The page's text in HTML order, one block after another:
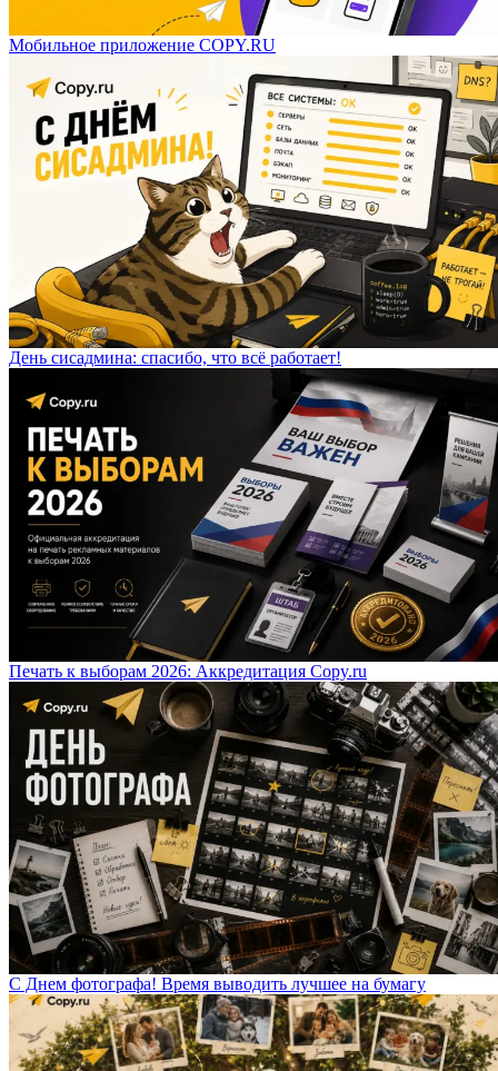
Мобильное приложение COPY.RU
День сисадмина: спасибо, что всё работает!
Печать к выборам 2026: Аккредитация Copy.ru
С Днем фотографа! Время выводить лучшее на бумагу